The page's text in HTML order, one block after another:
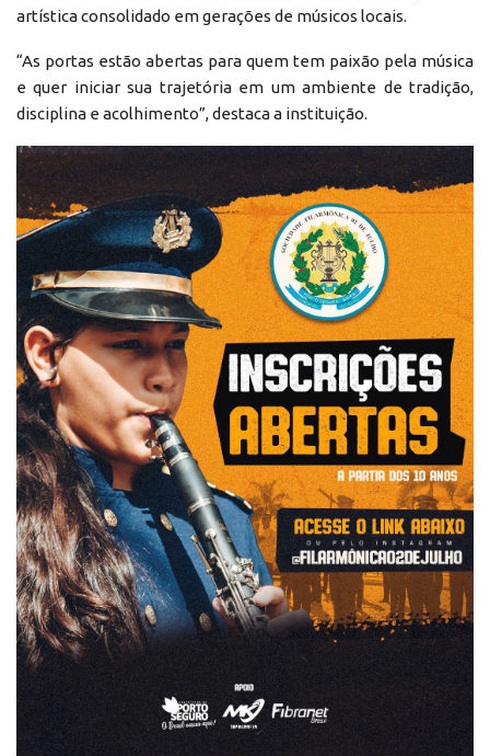
artística consolidado em gerações de músicos locais.
“As portas estão abertas para quem tem paixão pela música
e quer iniciar sua trajetória em um ambiente de tradição,
disciplina e acolhimento”, destaca a instituição.